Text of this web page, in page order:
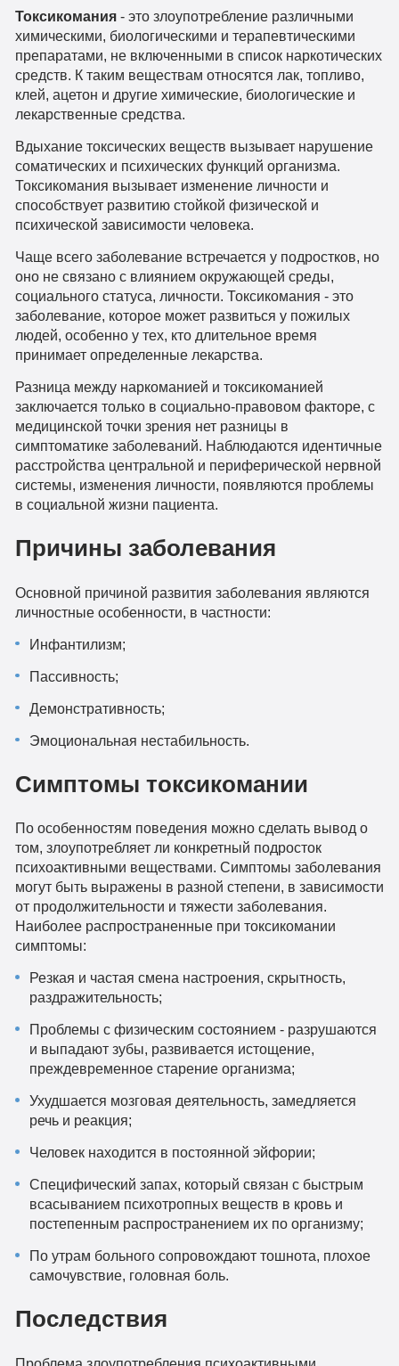
Токсикомания- это злоупотребление различными
химическими, биологическими и терапевтическими
препаратами, не включенными в список наркотических
средств. К таким веществам относятся лак, топливо,
клей, ацетон и другие химические, биологические и
лекарственные средства.
Вдыхание токсических веществ вызывает нарушение
соматических и психических функций организма.
Токсикомания вызывает изменение личности и
способствует развитию стойкой физической и
психической зависимости человека.
Чаще всего заболевание встречается у подростков, но
оно не связано с влиянием окружающей среды,
социального статуса, личности. Токсикомания - это
заболевание, которое может развиться у пожилых
людей, особенно у тех, кто длительное время
принимает определенные лекарства.
Разница между наркоманией и токсикоманией
заключается только в социально-правовом факторе, с
медицинской точки зрения нет разницы в
симптоматике заболеваний. Наблюдаются идентичные
расстройства центральной и периферической нервной
системы, изменения личности, появляются проблемы
в социальной жизни пациента.
Причины заболевания
Основной причиной развития заболевания являются
личностные особенности, в частности:
Инфантилизм;
Пассивность;
Демонстративность;
Эмоциональная нестабильность.
Симптомы токсикомании
По особенностям поведения можно сделать вывод о
том, злоупотребляет ли конкретный подросток
психоактивными веществами. Симптомы заболевания
могут быть выражены в разной степени, в зависимости
от продолжительности и тяжести заболевания.
Наиболее распространенные при токсикомании
симптомы:
Резкая и частая смена настроения, скрытность,
раздражительность;
Проблемы с физическим состоянием - разрушаются
и выпадают зубы, развивается истощение,
преждевременное старение организма;
Ухудшается мозговая деятельность, замедляется
речь и реакция;
Человек находится в постоянной эйфории;
Специфический запах, который связан с быстрым
всасыванием психотропных веществ в кровь и
постепенным распространением их по организму;
По утрам больного сопровождают тошнота, плохое
самочувствие, головная боль.
Последствия